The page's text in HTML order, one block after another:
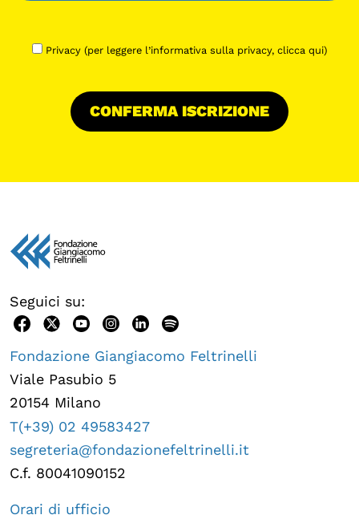
Privacy (per leggere l’informativa sulla privacy, clicca qui)
Seguici su:
Fondazione Giangiacomo Feltrinelli
Viale Pasubio 5
20154 Milano
T(+39) 02 49583427
segreteria@fondazionefeltrinelli.it
C.f. 80041090152
Orari di ufficio